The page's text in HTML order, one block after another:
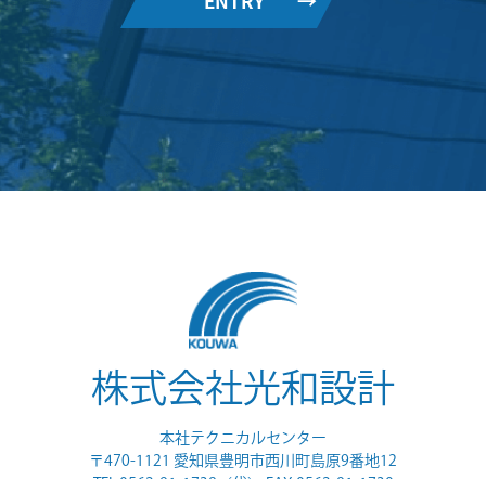
株式会社光和設計
本社テクニカルセンター
〒470-1121 愛知県豊明市西川町島原9番地12